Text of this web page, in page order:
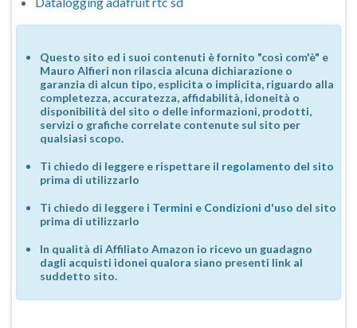
Questo sito ed i suoi contenuti è fornito "così com'è" e
Mauro Alfieri non rilascia alcuna dichiarazione o
garanzia di alcun tipo, esplicita o implicita, riguardo alla
completezza, accuratezza, affidabilità, idoneità o
disponibilità del sito o delle informazioni, prodotti,
servizi o grafiche correlate contenute sul sito per
qualsiasi scopo.
Ti chiedo di leggere e rispettare il regolamento del sito
prima di utilizzarlo
Ti chiedo di leggere i Termini e Condizioni d'uso del sito
prima di utilizzarlo
In qualità di Affiliato Amazon io ricevo un guadagno
dagli acquisti idonei qualora siano presenti link al
suddetto sito.